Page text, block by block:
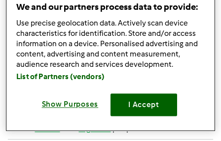
Ora me lo ha fatto ancora mentre impastavo, ho spento
riacceso ho impasato ancora, ma dopo 15 sec si
bloccava ancora e dopo averprovato un paio di volte
blocco totale, appena schiacciavo
, metteva errore......
VI PREGO AIUTATEMI......
Accedio registratiper poter commentare
We and our partners process data to provide:
Use precise geolocation data. Actively scan device
characteristics for identification. Store and/or access
information on a device. Personalised advertising and
content, advertising and content measurement,
audience research and services development.
List of Partners (vendors)
Show Purposes I Accept